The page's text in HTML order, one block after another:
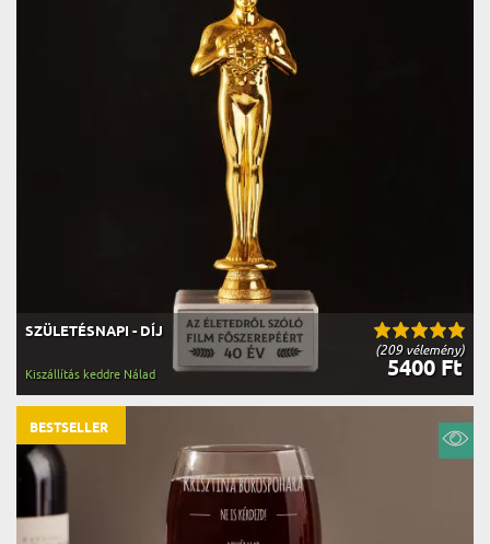
(209 vélemény)
SZÜLETÉSNAPI - DÍJ
5400 Ft
Kiszállítás keddre Nálad
BESTSELLER